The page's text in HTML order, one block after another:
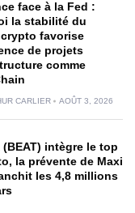
face à la Fed :
la stabilité du
crypto favorise
de projets
comme
CARLIER AOÛT 3, 2026
intègre le top
la prévente de Maxi
les 4,8 millions